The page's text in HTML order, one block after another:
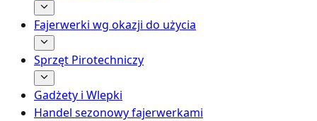
Fajerwerki wg okazji do użycia
Sprzęt Pirotechniczy
Gadżety i Wlepki
Handel sezonowy fajerwerkami